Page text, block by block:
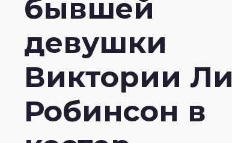
бывшей
девушки
Виктории Ли
Робинсон в